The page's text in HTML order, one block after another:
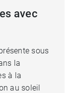
avec
sous
la
à la
au soleil